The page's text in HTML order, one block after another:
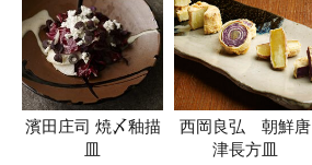
濱田庄司 焼〆釉描
皿
西岡良弘 朝鮮唐
津長方皿